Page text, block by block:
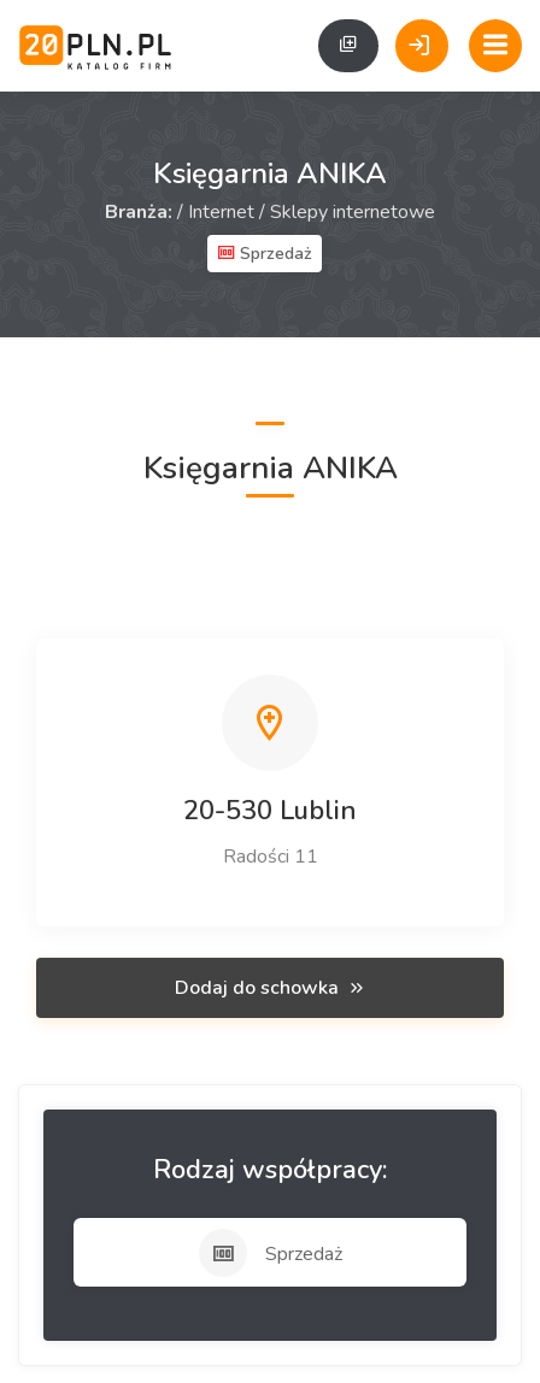
Księgarnia ANIKA
Branża: / Internet/Sklepy internetowe
Sprzedaż
Księgarnia ANIKA
20-530 Lublin
Radości 11
Dodaj do schowka
Rodzaj współpracy:
Sprzedaż